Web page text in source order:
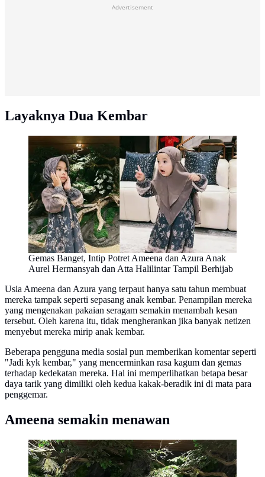
Advertisement
Layaknya Dua Kembar
Gemas Banget, Intip Potret Ameena dan Azura Anak
Aurel Hermansyah dan Atta Halilintar Tampil Berhijab
Usia Ameena dan Azura yang terpaut hanya satu tahun membuat
mereka tampak seperti sepasang anak kembar. Penampilan mereka
yang mengenakan pakaian seragam semakin menambah kesan
tersebut. Oleh karena itu, tidak mengherankan jika banyak netizen
menyebut mereka mirip anak kembar.
Beberapa pengguna media sosial pun memberikan komentar seperti
"Jadi kyk kembar," yang mencerminkan rasa kagum dan gemas
terhadap kedekatan mereka. Hal ini memperlihatkan betapa besar
daya tarik yang dimiliki oleh kedua kakak-beradik ini di mata para
penggemar.
Ameena semakin menawan